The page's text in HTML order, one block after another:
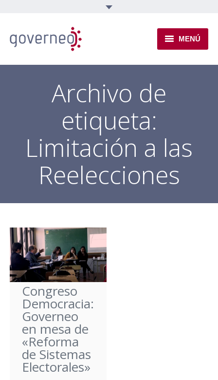
MENÚ
INSTITUCIONAL
EJES TEMÁTICOS
NOVEDADES
Archivo de
etiqueta:
Limitación a las
Reelecciones
Congreso
Democracia:
Governeo
en mesa de
«Reforma
de Sistemas
Electorales»